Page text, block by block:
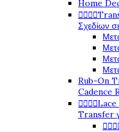
Home
   
Σχεδίων
Rub-On
Cadence
   Lace
Transfer
  